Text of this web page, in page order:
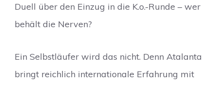
Duell über den Einzug in die K.o.-Runde – wer
behält die Nerven?
Ein Selbstläufer wird das nicht. Denn Atalanta
bringt reichlich internationale Erfahrung mit